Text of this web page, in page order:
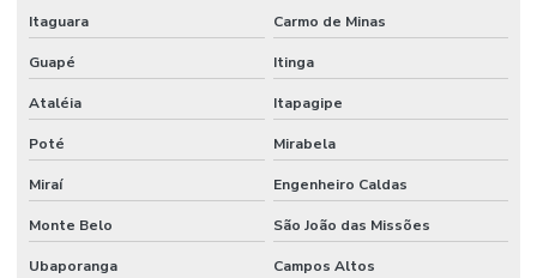
Itaguara Carmo de Minas
Guapé Itinga
Ataléia Itapagipe
Poté Mirabela
Miraí Engenheiro Caldas
Monte Belo São João das Missões
Ubaporanga Campos Altos